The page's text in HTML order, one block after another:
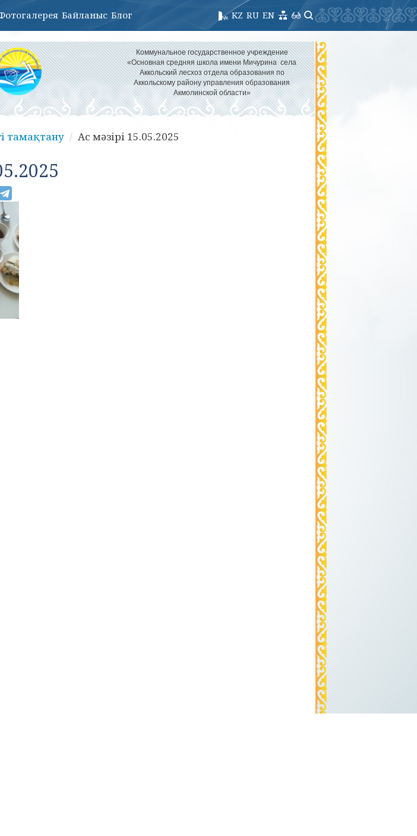
Байланыс Блог EN
RU
KZ
Коммунальное государственное учреждение
«Основная средняя школа имени Мичурина села
Аккольский лесхоз отдела образования по
Аккольскому району управления образования
Акмолинской области»
тамақтану Ас мәзірі 15.05.2025